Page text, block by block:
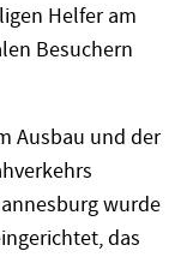
Helfer am
Besuchern
Ausbau und der
wurde
das